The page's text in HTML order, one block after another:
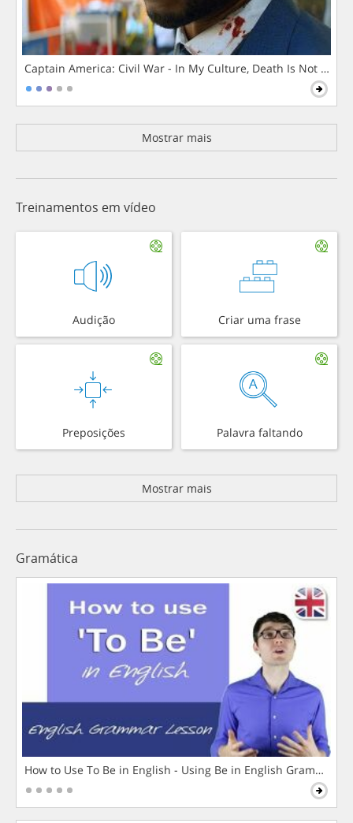
Captain America: Civil War - In My Culture, Death Is Not The
Mostrar mais
Treinamentos em vídeo
Audição Criar uma frase
Preposições Palavra faltando
Mostrar mais
Gramática
How to Use To Be in English - Using Be in English Grammar